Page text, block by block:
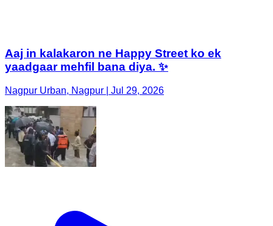
Aaj in kalakaron ne Happy Street ko ek
yaadgaar mehfil bana diya. ✨
Nagpur Urban, Nagpur | Jul 29, 2026